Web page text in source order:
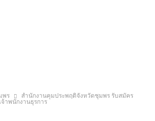
พร
สำนักงานคุมประพฤติจังหวัดชุมพร รับสมัคร
าพนักงานธุรการ